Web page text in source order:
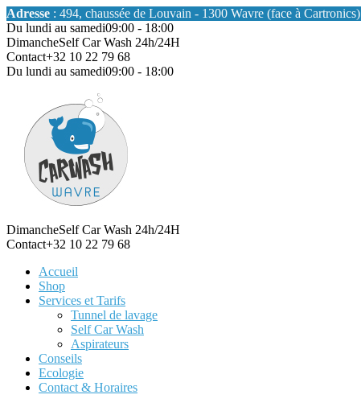
Adresse : 494, chaussée de Louvain - 1300 Wavre (face à Cartronics)
Du lundi au samedi09:00 - 18:00
DimancheSelf Car Wash 24h/24H
Contact+32 10 22 79 68
Du lundi au samedi09:00 - 18:00
DimancheSelf Car Wash 24h/24H
Contact+32 10 22 79 68
Accueil
Shop
Services et Tarifs
Tunnel de lavage
Self Car Wash
Aspirateurs
Conseils
Ecologie
Contact & Horaires